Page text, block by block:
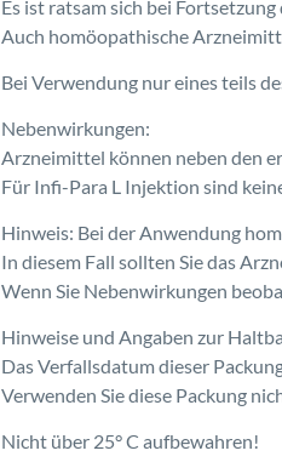
Es ist ratsam sich bei
Auch homöopathische
Bei Verwendung nur eines teils
Nebenwirkungen:
Arzneimittel können neben den
Für Infi-Para L Injektion sind
Hinweis: Bei der Anwendung
In diesem Fall sollten Sie das
Wenn Sie Nebenwirkungen
Hinweise und Angaben zur
Das Verfallsdatum dieser
Verwenden Sie diese Packung
Nicht über 25° C aufbewahren!